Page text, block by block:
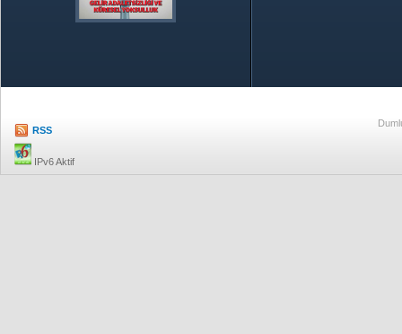
RSS
IPv6 Aktif